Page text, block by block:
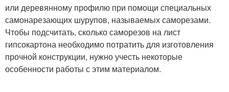
или деревянному профилю при помощи специальных
самонарезающих шурупов, называемых саморезами.
Чтобы подсчитать, сколько саморезов на лист
гипсокартона необходимо потратить для изготовления
прочной конструкции, нужно учесть некоторые
особенности работы с этим материалом.